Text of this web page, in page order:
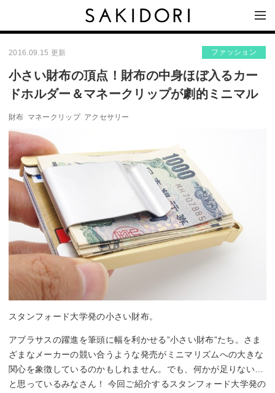
2016.09.15 更新 ファッション
小さい財布の頂点！財布の中身ほぼ入るカー
ドホルダー＆マネークリップが劇的ミニマル
財布 マネークリップ アクセサリー
スタンフォード大学発の小さい財布。
アブラサスの躍進を筆頭に幅を利かせる”小さい財布”たち。さま
ざまなメーカーの競い合うような発売がミニマリズムへの大きな
関心を象徴しているのかもしれません。でも、何かが足りない…
と思っているみなさん！ 今回ご紹介するスタンフォード大学発の